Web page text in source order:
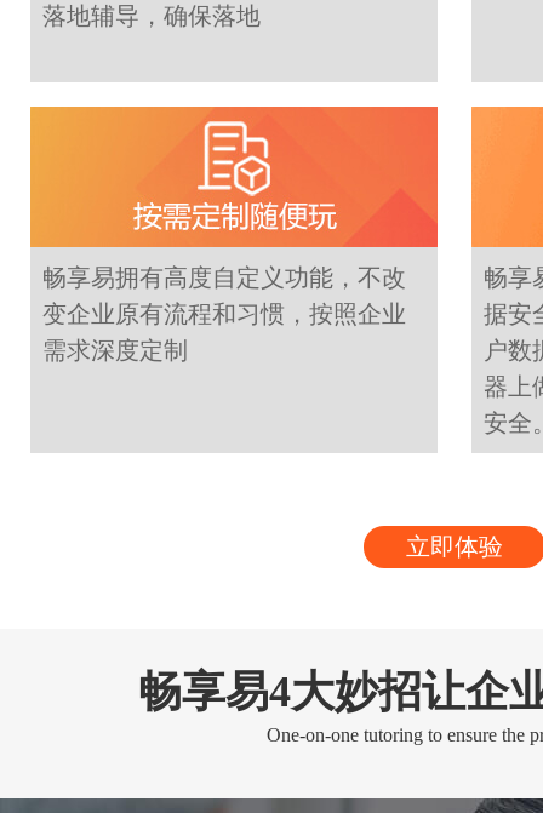
落地辅导，确保落地
畅享易拥有高度自定义功能，不改
变企业原有流程和习惯，按照企业
需求深度定制
畅享
据安
户数
器上
安全
立即体验
畅享易4大妙招让企
One-on-one tutoring to ensure the